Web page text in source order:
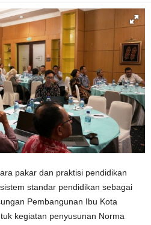
pakar dan praktisi pendidikan
standar pendidikan sebagai
Pembangunan Ibu Kota
kegiatan penyusunan Norma